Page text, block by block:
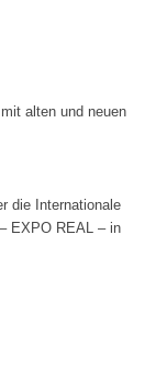
alten und neuen
die Internationale
EXPO REAL – in